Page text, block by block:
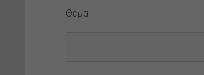
Θέμα